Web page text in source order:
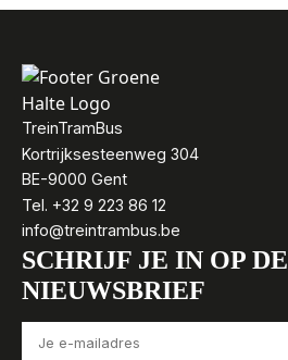
TreinTramBus
Kortrijksesteenweg 304
BE-9000 Gent
Tel. +32 9 223 86 12
info@treintrambus.be
SCHRIJF JE IN OP DE
NIEUWSBRIEF